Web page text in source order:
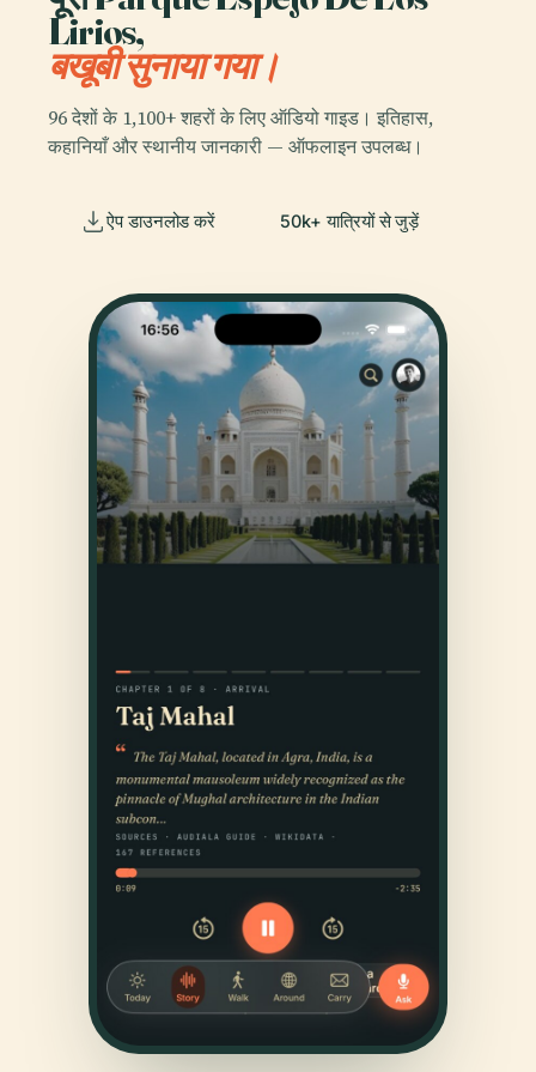
Lirios,
बखूबी सुनाया गया।
96 देशों के 1,100+ शहरों के लिए ऑडियो गाइड। इतिहास,
कहानियाँ और स्थानीय जानकारी — ऑफलाइन उपलब्ध।
ऐप डाउनलोड करें 50k+ यात्रियों से जुड़ें